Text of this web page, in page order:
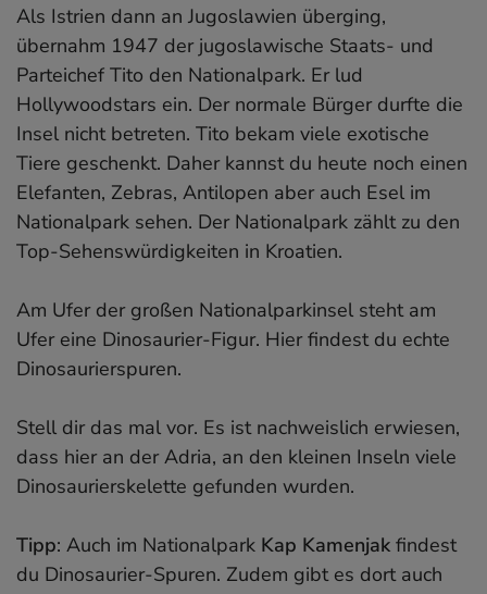
Als Istrien dann an Jugoslawien überging,
übernahm 1947 der jugoslawische Staats- und
Parteichef Tito den Nationalpark. Er lud
Hollywoodstars ein. Der normale Bürger durfte die
Insel nicht betreten. Tito bekam viele exotische
Tiere geschenkt. Daher kannst du heute noch einen
Elefanten, Zebras, Antilopen aber auch Esel im
Nationalpark sehen. Der Nationalpark zählt zu den
Top-Sehenswürdigkeiten in Kroatien.
Am Ufer der großen Nationalparkinsel steht am
Ufer eine Dinosaurier-Figur. Hier findest du echte
Dinosaurierspuren.
Stell dir das mal vor. Es ist nachweislich erwiesen,
dass hier an der Adria, an den kleinen Inseln viele
Dinosaurierskelette gefunden wurden.
Tipp: Auch im Nationalpark Kap Kamenjak findest
du Dinosaurier-Spuren. Zudem gibt es dort auch